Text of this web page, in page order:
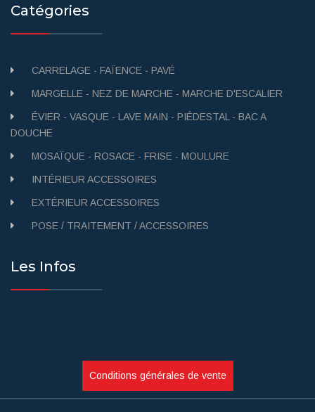
Catégories
CARRELAGE - FAÏENCE - PAVÉ
MARGELLE - NEZ DE MARCHE - MARCHE D'ESCALIER
ÉVIER - VASQUE - LAVE MAIN - PIÉDESTAL - BAC A
DOUCHE
MOSAÏQUE - ROSACE - FRISE - MOULURE
INTÉRIEUR ACCESSOIRES
EXTÉRIEUR ACCESSOIRES
POSE / TRAITEMENT / ACCESSOIRES
Les Infos
Conditions générales de vente